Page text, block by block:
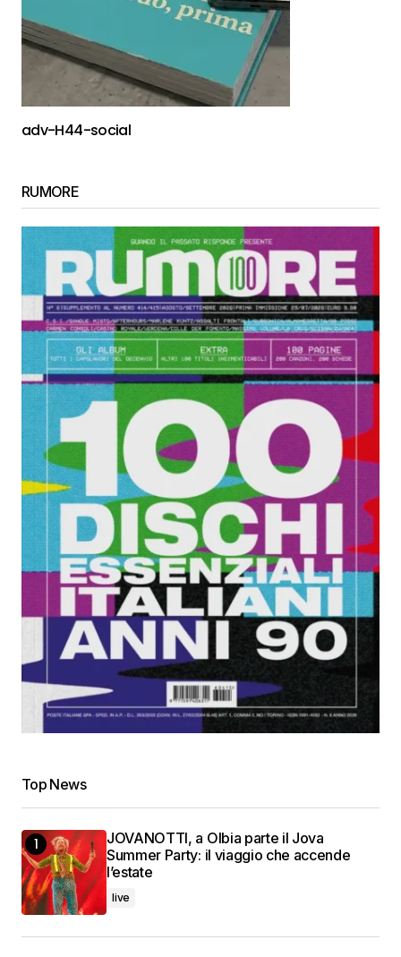
adv-H44-social
RUMORE
Top News
JOVANOTTI, a Olbia parte il Jova
Summer Party: il viaggio che accende
l’estate
live